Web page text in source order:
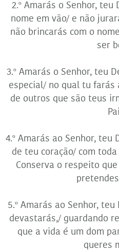
2.º Amarás o Senhor,
nome em vão/ e não
não brincarás com o
ser
3.º Amarás o Senhor, teu
especial/ no qual tu farás
de outros que são teus
4.º Amarás ao Senhor,
de teu coração/ com
Conserva o respeito
5.º Amarás ao Senhor,
devastarás,/ guardando
que a vida é um dom
queres